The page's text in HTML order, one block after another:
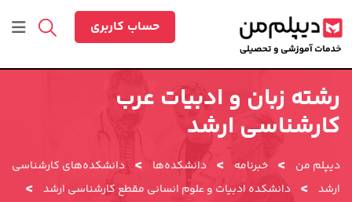
به
محتوا
حساب کاربری
رشته زبان و ادبیات عرب
کارشناسی ارشد
دیپلم من > خبرنامه > دانشکده‌ها > دانشکده‌های کارشناسی
ارشد > دانشکده ادبیات و علوم انسانی مقطع کارشناسی ارشد >